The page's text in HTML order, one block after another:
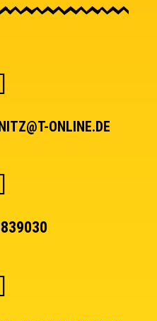
ONLINE.DE